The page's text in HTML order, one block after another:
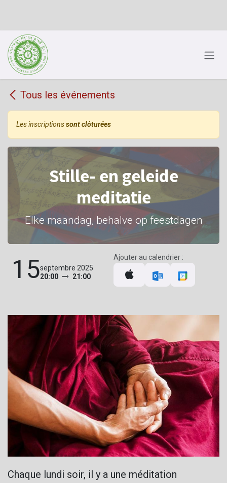
Se rendre au contenu
Tous les événements
Les inscriptionssont clôturées
Stille- en geleide
meditatie
Elke maandag, behalve op feestdagen
15septembre 2025
20:00
21:00
Ajouter au calendrier :
Chaque lundi soir, il y a une méditation